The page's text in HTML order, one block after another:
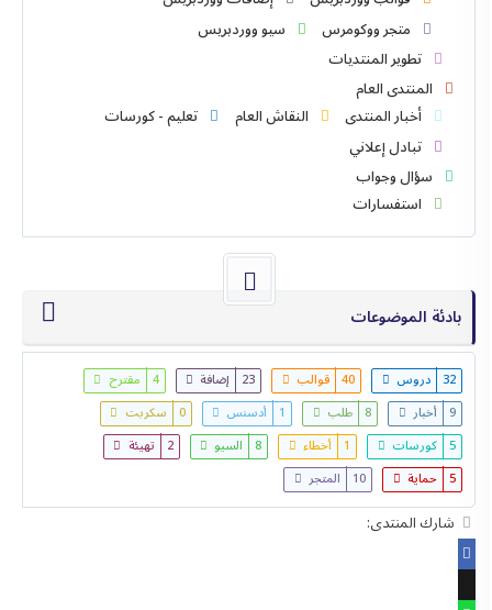
متجر ووكومرس
سيو ووردبريس
تطوير المنتديات
المنتدى العام
أخبار المنتدى
النقاش العام
تعليم - كورسات
تبادل إعلاني
سؤال وجواب
استفسارات
بادئة الموضوعات
32 دروس 40 قوالب 23 إضافة 4 مقترح
9
أخبار 8 طلب 1 أدسنس 0 سكربت
5 كورسات 1 أخطاء 8 السيو 2 تهيئة
5 حماية 10 المتجر
شارك المنتدى: